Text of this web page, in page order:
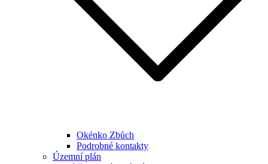
Okénko Zbůch
Podrobné kontakty
Územní plán